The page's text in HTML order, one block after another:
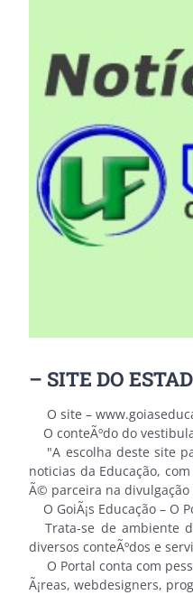
– SITE DO
O site –
O conteÃºdo do
"A escolha deste site
noticias da Educação,
Ã© parceira na divulgação
O GoiÃ¡s Educação – O
Trata-se de ambiente
diversos conteÃºdos e
O Portal conta com
Ã¡reas, webdesigners,